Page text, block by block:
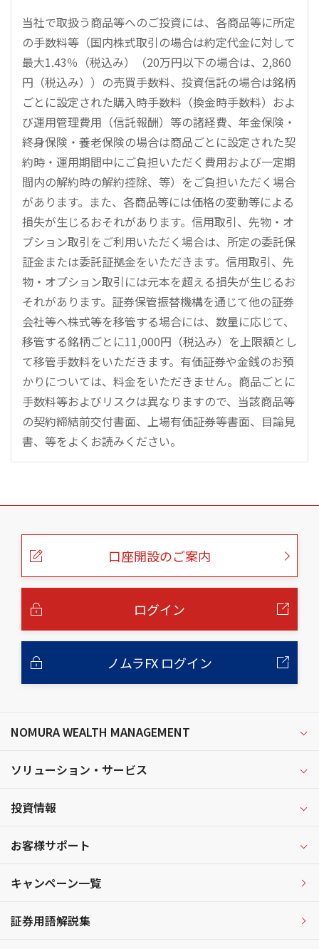
当社で取扱う商品等へのご投資には、各商品等に所定
の手数料等（国内株式取引の場合は約定代金に対して
最大1.43％（税込み）（20万円以下の場合は、2,860
円（税込み））の売買手数料、投資信託の場合は銘柄
ごとに設定された購入時手数料（換金時手数料）およ
び運用管理費用（信託報酬）等の諸経費、年金保険・
終身保険・養老保険の場合は商品ごとに設定された契
約時・運用期間中にご負担いただく費用および一定期
間内の解約時の解約控除、等）をご負担いただく場合
があります。また、各商品等には価格の変動等による
損失が生じるおそれがあります。信用取引、先物・オ
プション取引をご利用いただく場合は、所定の委託保
証金または委託証拠金をいただきます。信用取引、先
物・オプション取引には元本を超える損失が生じるお
それがあります。証券保管振替機構を通じて他の証券
会社等へ株式等を移管する場合には、数量に応じて、
移管する銘柄ごとに11,000円（税込み）を上限額とし
て移管手数料をいただきます。有価証券や金銭のお預
かりについては、料金をいただきません。商品ごとに
手数料等およびリスクは異なりますので、当該商品等
の契約締結前交付書面、上場有価証券等書面、目論見
書、等をよくお読みください。
こ
口座開設のご案内
ログイン
ノムラFX ログイン
NOMURA WEALTH MANAGEMENT
ソリューション・サービス
投資情報
お客様サポート
キャンペーン一覧
証券用語解説集